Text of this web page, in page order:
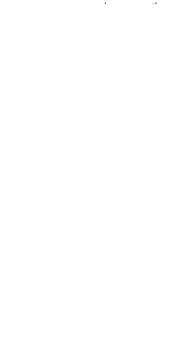
אמל"ח, תורות לחימה, והכנת דרישות